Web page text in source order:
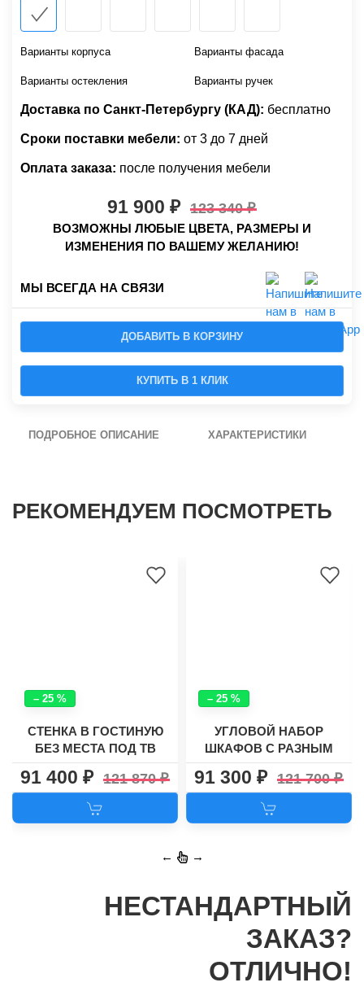
Варианты корпуса Варианты фасада
Варианты остекления Варианты ручек
Доставка по Санкт-Петербургу (КАД): бесплатно
Сроки поставки мебели: от 3 до 7 дней
Оплата заказа: после получения мебели
91 900 123 340
ВОЗМОЖНЫ ЛЮБЫЕ ЦВЕТА, РАЗМЕРЫ И
ИЗМЕНЕНИЯ ПО ВАШЕМУ ЖЕЛАНИЮ!
МЫ ВСЕГДА НА СВЯЗИ
ДОБАВИТЬ В КОРЗИНУ
КУПИТЬ В 1 КЛИК
ПОДРОБНОЕ ОПИСАНИЕ ХАРАКТЕРИСТИКИ
РЕКОМЕНДУЕМ ПОСМОТРЕТЬ
– 25 %
СТЕНКА В ГОСТИНУЮ
БЕЗ МЕСТА ПОД ТВ
"МАРИНА - 9"
91 400 121 870
– 25 %
УГЛОВОЙ НАБОР
ШКАФОВ С РАЗНЫМ
НАПОЛНЕНИЕМ РУНО-2
91 300 121 700
← →
НЕСТАНДАРТНЫЙ
ЗАКАЗ?
ОТЛИЧНО!